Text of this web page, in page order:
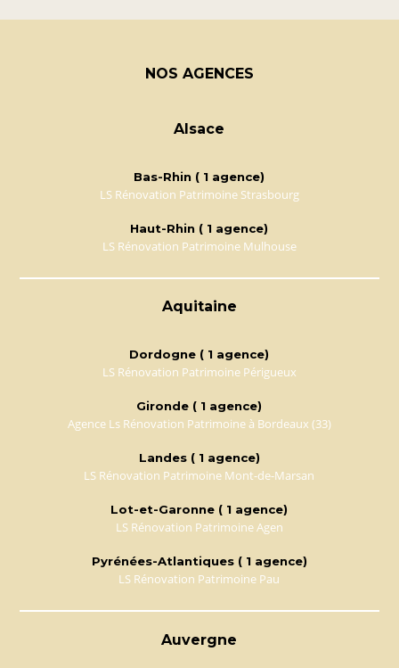
NOS AGENCES
Alsace
Bas-Rhin ( 1 agence)
LS Rénovation Patrimoine Strasbourg
Haut-Rhin ( 1 agence)
LS Rénovation Patrimoine Mulhouse
Aquitaine
Dordogne ( 1 agence)
LS Rénovation Patrimoine Périgueux
Gironde ( 1 agence)
Agence Ls Rénovation Patrimoine à Bordeaux (33)
Landes ( 1 agence)
LS Rénovation Patrimoine Mont-de-Marsan
Lot-et-Garonne ( 1 agence)
LS Rénovation Patrimoine Agen
Pyrénées-Atlantiques ( 1 agence)
LS Rénovation Patrimoine Pau
Auvergne